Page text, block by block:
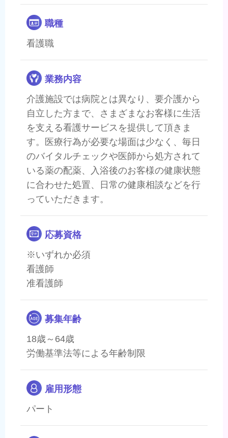
職種
看護職
業務内容
介護施設では病院とは異なり、要介護から
自立した方まで、さまざまなお客様に生活
を支える看護サービスを提供して頂きま
す。医療行為が必要な場面は少なく、毎日
のバイタルチェックや医師から処方されて
いる薬の配薬、入浴後のお客様の健康状態
に合わせた処置、日常の健康相談などを行
っていただきます。
応募資格
※いずれか必須
看護師
准看護師
募集年齢
18歳～64歳
労働基準法等による年齢制限
雇用形態
パート